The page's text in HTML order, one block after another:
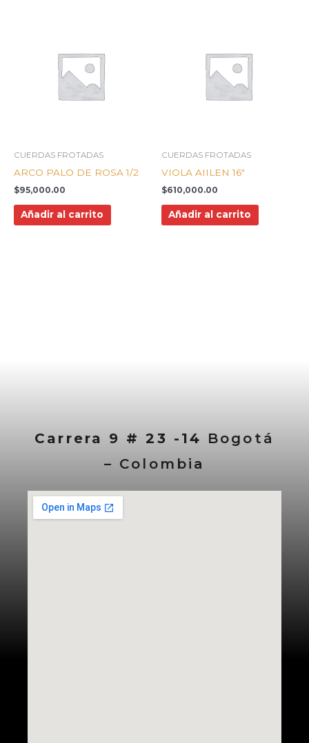
CUERDAS FROTADAS
ARCO PALO DE ROSA 1/2
$95,000.00
Añadir al carrito
CUERDAS FROTADAS
VIOLA AIILEN 16″
$610,000.00
Añadir al carrito
Carrera 9 # 23 -14 Bogotá
– Colombia